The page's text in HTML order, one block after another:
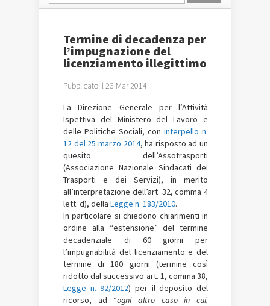
Termine di decadenza per
l’impugnazione del
licenziamento illegittimo
Pubblicato il 26 Mar 2014
La Direzione Generale per l’Attività
Ispettiva del Ministero del Lavoro e
delle Politiche Sociali, con interpello n.
12 del 25 marzo 2014, ha risposto ad un
quesito dell’Assotrasporti
(Associazione Nazionale Sindacati dei
Trasporti e dei Servizi), in merito
all’interpretazione dell’art. 32, comma 4
lett. d), della Legge n. 183/2010.
In particolare si chiedono chiarimenti in
ordine alla “estensione” del termine
decadenziale di 60 giorni per
l’impugnabilità del licenziamento e del
termine di 180 giorni (termine così
ridotto dal successivo art. 1, comma 38,
Legge n. 92/2012) per il deposito del
ricorso, ad “ogni altro caso in cui,